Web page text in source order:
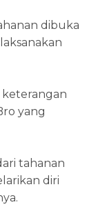
dibuka
yang
tahanan
diri